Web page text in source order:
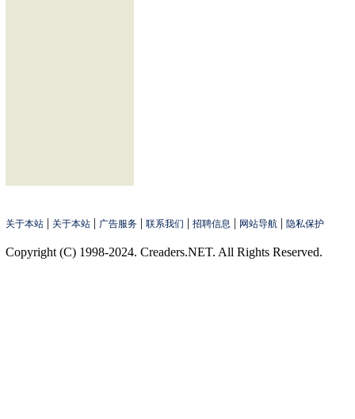
关于本站 | 关于本站 | 广告服务 | 联系我们 | 招聘信息 | 网站导航 | 隐私保护
Copyright (C) 1998-2024. Creaders.NET. All Rights Reserved.